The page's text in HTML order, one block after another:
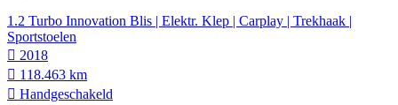
1.2 Turbo Innovation Blis | Elektr. Klep | Carplay | Trekhaak |
Sportstoelen
2018
118.463 km
Hand­geschakeld